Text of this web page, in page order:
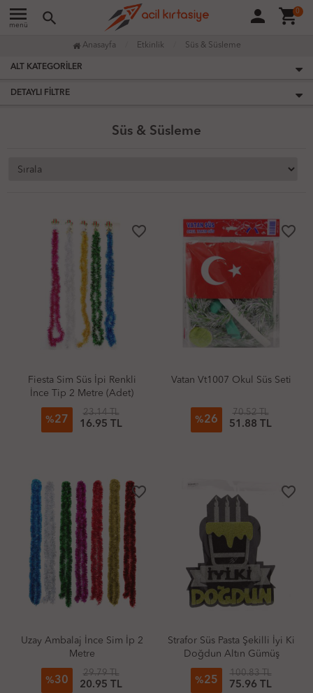
menu
menü search person shopping_cart
0
Anasayfa Etkinlik Süs & Süsleme
ALT KATEGORILER
DETAYLI FILTRE
Süs & Süsleme
favorite_border
Fiesta Sim Süs İpi Renkli
İnce Tip 2 Metre (Adet)
%27
23.14 TL
16.95 TL
favorite_border
Vatan Vt1007 Okul Süs Seti
%26
70.52 TL
51.88 TL
favorite_border
Uzay Ambalaj İnce Sim İp 2
Metre
%30
29.79 TL
20.95 TL
favorite_border
Strafor Süs Pasta Şekilli İyi Ki
Doğdun Altın Gümüş
%25
100.83 TL
75.96 TL